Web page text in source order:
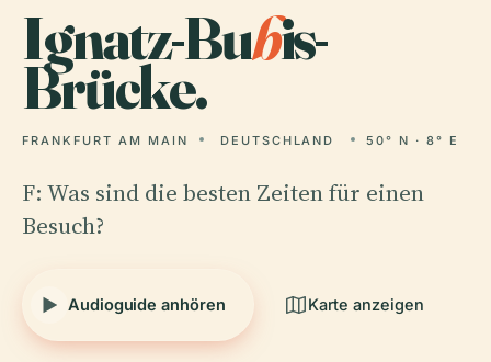
Ignatz-Bubis-
Brücke.
FRANKFURT AM MAIN DEUTSCHLAND 50° N · 8° E
F: Was sind die besten Zeiten für einen
Besuch?
Audioguide anhören Karte anzeigen